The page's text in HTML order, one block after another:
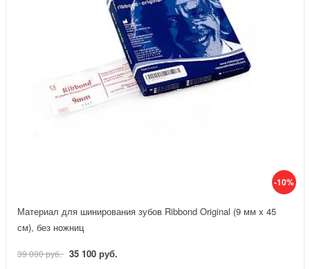
-10%
Материал для шинирования зубов Ribbond Original (9 мм x 45
см), без ножниц
39 000 руб. 35 100 руб.